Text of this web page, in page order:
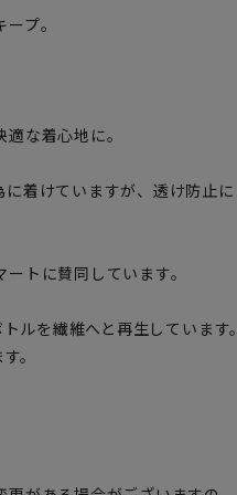
プ。
な着心地に。
着けていますが、透け防止に
トに賛同しています。
ルを繊維へと再生しています。
。